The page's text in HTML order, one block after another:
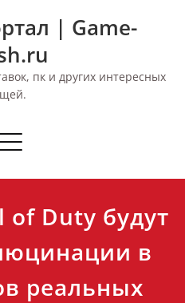
| Game-
пк и других интересных
Переключить
Duty будут
в
реальных